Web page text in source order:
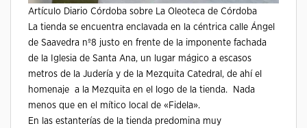
Artículo Diario Córdoba sobre La Oleoteca de Córdoba
La tienda se encuentra enclavada en la céntrica calle Ángel
de Saavedra nº8 justo en frente de la imponente fachada
de la Iglesia de Santa Ana, un lugar mágico a escasos
metros de la Judería y de la Mezquita Catedral, de ahí el
homenaje a la Mezquita en el logo de la tienda. Nada
menos que en el mítico local de «Fidela».
En las estanterías de la tienda predomina muy